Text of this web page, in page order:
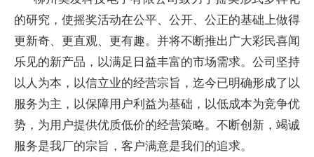
的研究，使摇奖活动在公平、公开、公正的基础上做得
更新奇、更直观、更有趣。并将不断推出广大彩民喜闻
乐见的新产品，以满足日益丰富的市场需求。公司坚持
以人为本，以信立业的经营宗旨，迄今已明确形成了以
服务为主，以保障用户利益为基础，以低成本为竞争优
势，为用户提供优质低价的经营策略。不断创新，竭诚
服务是我厂的宗旨，客户满意是我们的追求。